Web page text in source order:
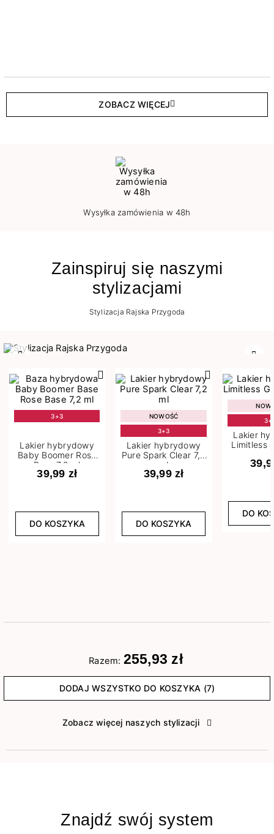
ZOBACZ WIĘCEJ
Wysyłka zamówienia w 48h
Zainspiruj się naszymi
stylizacjami
Stylizacja Rajska Przygoda
3+3
Lakier hybrydowy
Baby Boomer Rose
Base 7,2 ml
39,99 zł
DO KOSZYKA
NOWOŚĆ
3+3
Lakier hybrydowy
Pure Spark Clear 7,2
ml
39,99 zł
DO KOSZYKA
Lakier
Limitless
DO
Razem: 255,93 zł
DODAJ WSZYSTKO DO KOSZYKA (7)
Zobacz więcej naszych stylizacji
Znajdź swój system